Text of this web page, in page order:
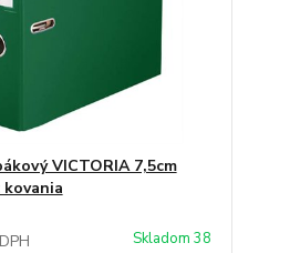
VICTORIA 7,5cm
kovania
Skladom 38